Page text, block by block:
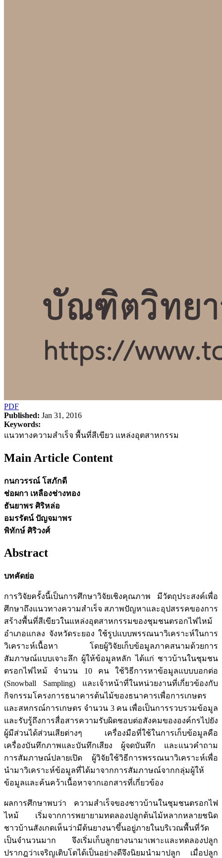
PDF
Published: Jan 31, 2016
Keywords:
แนวทางความสำเร็จ พื้นที่สีเขียว แหล่งอุตสาหกรรม
Main Article Content
กนกวรรณ์ โสภักดี
ช่อผกา เหลืองช่างทอง
ธันยาพร ศิริหล่อ
อมรรัตน์ ปัญจมาพร
พิทักษ์ ศิริวงศ์
Abstract
บทคัดย่อ
การวิจัยครั้งนี้เป็นการศึกษาวิจัยเชิงคุณภาพ มีวัตถุประสงค์เพื่อ
ศึกษาถึงแนวทางความสำเร็จ สภาพปัญหาและอุปสรรคของการ
สร้างพื้นที่สีเขียวในแหล่งอุตสาหกรรมของชุมชนตรอกไฟไหม้
อำเภอแกลง จังหวัดระยอง ใช้รูปแบบพรรณนาวิเคราะห์ในการ
วิเคราะห์เนื้อหา โดยผู้วิจัยเก็บข้อมูลภาคสนามด้วยการ
สัมภาษณ์แบบเจาะลึก ผู้ให้ข้อมูลหลัก ได้แก่ ชาวบ้านในชุมชน
ตรอกไฟไหม้ จำนวน 10 คน ใช้วิธีการหาข้อมูลแบบบอกต่อ
(Snowball Sampling) และเจ้าหน้าที่ในหน่วยงานที่เกี่ยวข้องกับ
กิจกรรมโครงการธนาคารต้นไม้ของธนาคารเพื่อการเกษตร
และสหกรณ์การเกษตร จำนวน 3 คน เพื่อเป็นการรวบรวมข้อมูล
และรับรู้ถึงการสื่อสารความรับผิดชอบต่อสังคมขององค์กรไปยัง
ผู้มีส่วนได้ส่วนเสียต่างๆ เครื่องมือที่ใช้ในการเก็บข้อมูลคือ
เครื่องบันทึกภาพและบันทึกเสียง ผู้จดบันทึก และแนวคำถาม
การสัมภาษณ์ปลายเปิด ผู้วิจัยใช้วิธีการพรรณนาวิเคราะห์เพื่อ
นำมาวิเคราะห์ข้อมูลที่ได้มาจากการสัมภาษณ์จากกลุ่มผู้ให้
ข้อมูลและค้นคว้าเนื้อหาจากเอกสารที่เกี่ยวข้อง
ผลการศึกษาพบว่า ความสำเร็จของชาวบ้านในชุมชนตรอกไฟ
ไหม้ เริ่มจากการพยายามทดลองปลูกต้นไม้หลากหลายชนิด
ชาวบ้านสังเกตเห็นว่ามีต้นยางนาขึ้นอยู่ภายในบริเวณพื้นที่วัด
เป็นจำนวนมาก จึงเริ่มเก็บลูกยางนามาเพาะและทดลองปลูก
ปรากฎว่าเจริญเติบโตได้เป็นอย่างดีจึงนิยมนำมาปลูก เมื่อปลูก